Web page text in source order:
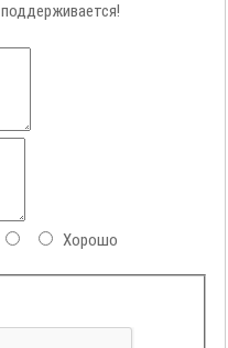
Хорошо